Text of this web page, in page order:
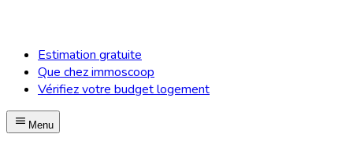
Estimation gratuite
Que chez immoscoop
Vérifiez votre budget logement
Menu